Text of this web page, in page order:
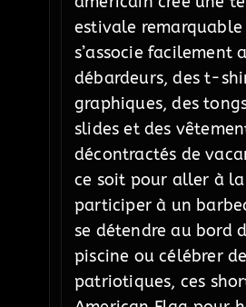
estivale
s’associe facilement
débardeurs, des t-
graphiques, des
slides et des
décontractés de
ce soit pour aller à
participer à un
se détendre au bord
piscine ou célébrer
patriotiques, ces